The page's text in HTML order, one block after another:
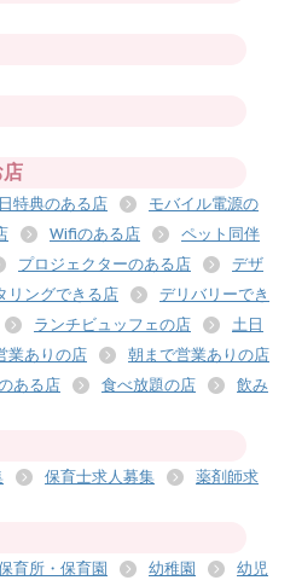
特典のある店
モバイル電源の
Wifiのある店
ペット同伴
プロジェクターのある店
デザ
リングできる店
デリバリーでき
ランチビュッフェの店
土日
業ありの店
朝まで営業ありの店
ある店 食べ放題の店
飲み
保育士求人募集
薬剤師求
育所・保育園 幼稚園
幼児